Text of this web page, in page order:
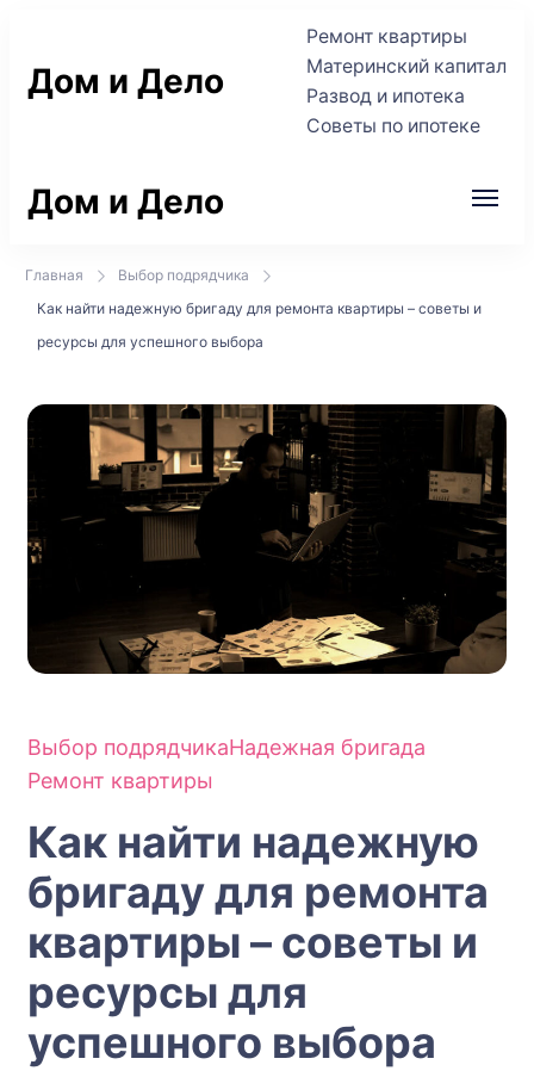
Дом и Дело
Практичные советы по жилью и сделкам
Ремонт квартиры
Материнский капитал
Развод и ипотека
Советы по ипотеке
Дом и Дело
Главная
Выбор подрядчика
Как найти надежную бригаду для ремонта квартиры – советы и
ресурсы для успешного выбора
Выбор подрядчикаНадежная бригада
Ремонт квартиры
Как найти надежную
бригаду для ремонта
квартиры – советы и
ресурсы для
успешного выбора